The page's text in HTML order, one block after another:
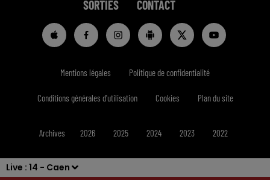
Live : 14 - Caen
SORTIES CONTACT
Mentions légales Politique de confidentialité
Conditions générales d'utilisation Cookies Plan du site
Archives 2026 2025 2024 2023 2022